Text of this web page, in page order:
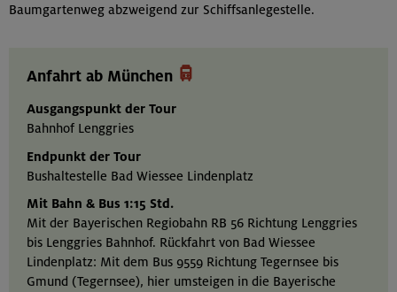
Baumgartenweg abzweigend zur Schiffsanlegestelle.
Anfahrt ab München 
Ausgangspunkt der Tour
Bahnhof Lenggries
Endpunkt der Tour
Bushaltestelle Bad Wiessee Lindenplatz
Mit Bahn & Bus 1:15 Std.
Mit der Bayerischen Regiobahn RB 56 Richtung Lenggries
bis Lenggries Bahnhof. Rückfahrt von Bad Wiessee
Lindenplatz: Mit dem Bus 9559 Richtung Tegernsee bis
Gmund (Tegernsee), hier umsteigen in die Bayerische